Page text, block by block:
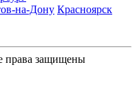
на-Дону Красноярск
защищены